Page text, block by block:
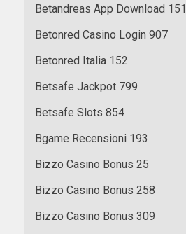
Betandreas App Download 151
Betonred Casino Login 907
Betonred Italia 152
Betsafe Jackpot 799
Betsafe Slots 854
Bgame Recensioni 193
Bizzo Casino Bonus 25
Bizzo Casino Bonus 258
Bizzo Casino Bonus 309